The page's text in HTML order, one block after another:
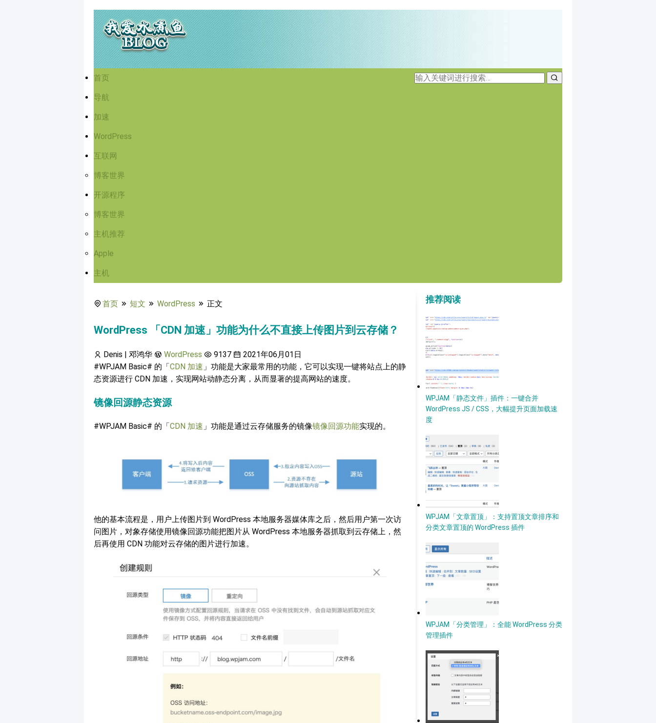
首页
导航
加速
WordPress
互联网
博客世界
开源程序
博客世界
主机推荐
Apple
主机
首页 短文 WordPress 正文
WordPress 「CDN 加速」功能为什么不直接上传图片到云存储？
Denis | 邓鸿华 WordPress 9137
2021年06月01日
#WPJAM Basic# 的「CDN 加速 」功能是大家最常用的功能，它可以实现一键将站点上的静
态资源进行 CDN 加速，实现网站动静态分离，从而显著的提高网站的速度。
镜像回源静态资源
#WPJAM Basic# 的「CDN 加速 」功能是通过云存储服务的镜像镜像回源功能实现的。
他的基本流程是，用户上传图片到 WordPress 本地服务器媒体库之后，然后用户第一次访
问图片，对象存储使用镜像回源功能把图片从 WordPress 本地服务器抓取到云存储上，然
后再使用 CDN 功能对云存储的图片进行加速。
推荐阅读
WPJAM「静态文件」插件：一键合并
WordPress JS / CSS，大幅提升页面加载速
度
WPJAM「文章置顶」：支持置顶文章排序和
分类文章置顶的 WordPress 插件
WPJAM「分类管理」：全能 WordPress 分类
管理插件